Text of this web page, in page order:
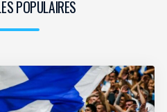
POPULAIRES